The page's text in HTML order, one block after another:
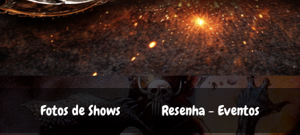
Fotos de Shows Resenha - Eventos